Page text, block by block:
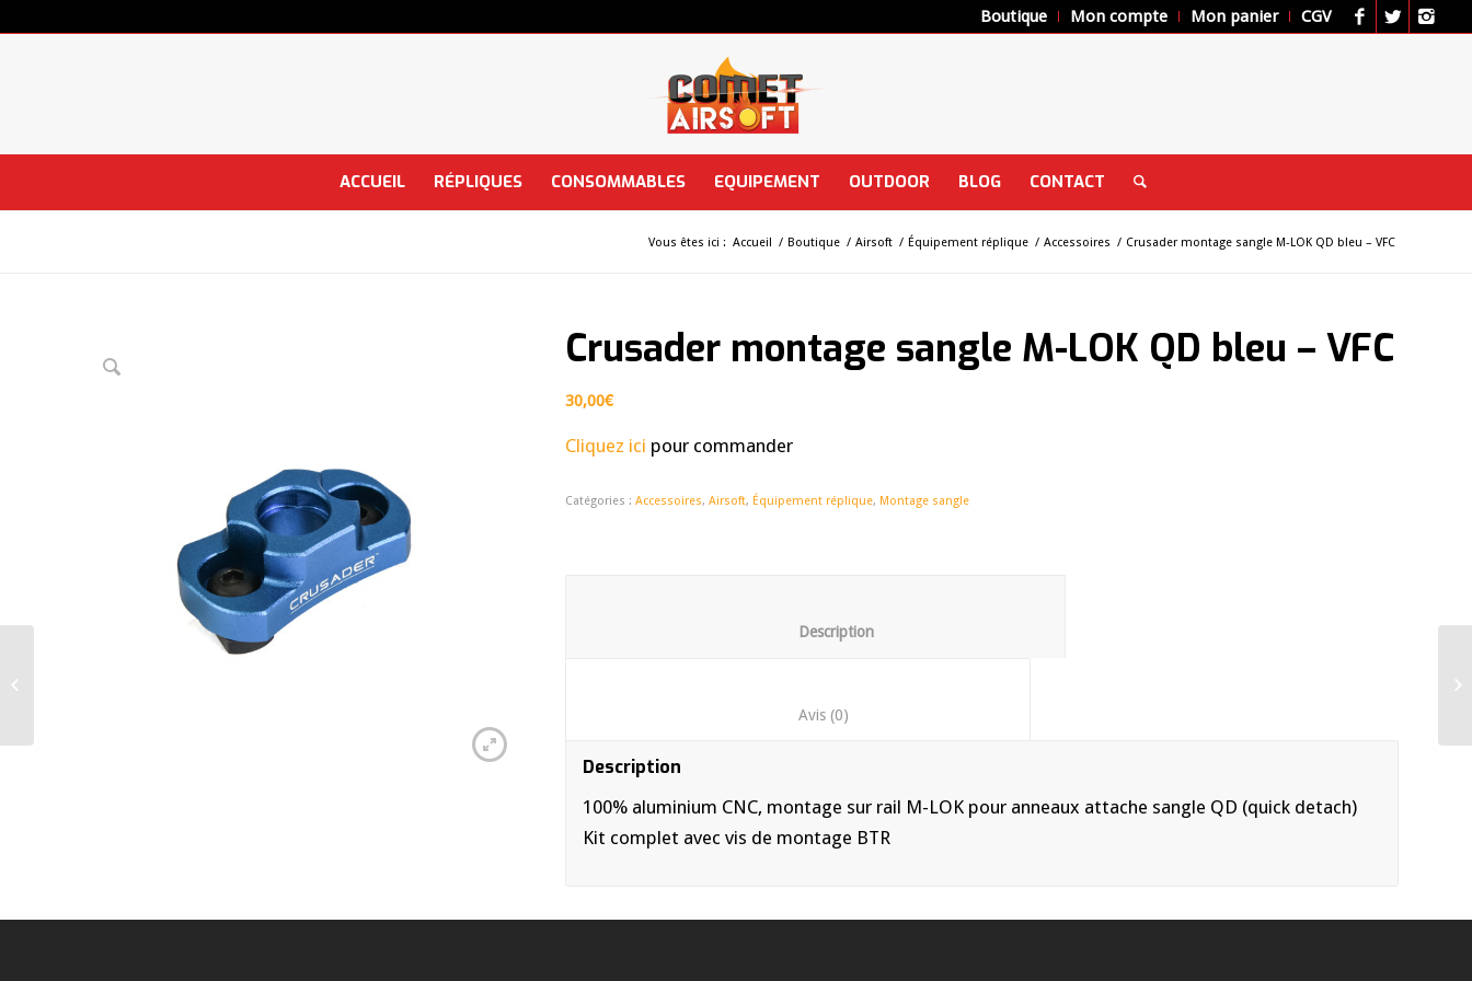
Boutique Mon compte Mon panier CGV
ACCUEIL RÉPLIQUES CONSOMMABLES EQUIPEMENT OUTDOOR BLOG CONTACT
Vous êtes ici : Accueil / Boutique / Airsoft / Équipement réplique / Accessoires / Crusader montage sangle M-LOK QD bleu – VFC
Crusader montage sangle M-LOK QD bleu – VFC
30,00€
Cliquez ici pour commander
Catégories :Accessoires,Airsoft, Équipement réplique, Montage sangle
Description
100% aluminium CNC, montage sur rail M-LOK pour anneaux attache sangle QD (quick detach)
Kit complet avec vis de montage BTR